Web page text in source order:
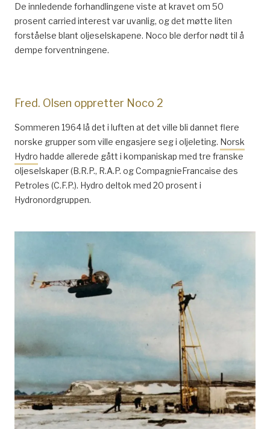
De innledende forhandlingene viste at kravet om 50
prosent carried interest var uvanlig, og det møtte liten
forståelse blant oljeselskapene. Noco ble derfor nødt til å
dempe forventningene.
Fred. Olsen oppretter Noco 2
Sommeren 1964 lå det i luften at det ville bli dannet flere
norske grupper som ville engasjere seg i oljeleting. Norsk
Hydro hadde allerede gått i kompaniskap med tre franske
oljeselskaper (B.R.P., R.A.P. og CompagnieFrancaise des
Petroles (C.F.P.). Hydro deltok med 20 prosent i
Hydronordgruppen.